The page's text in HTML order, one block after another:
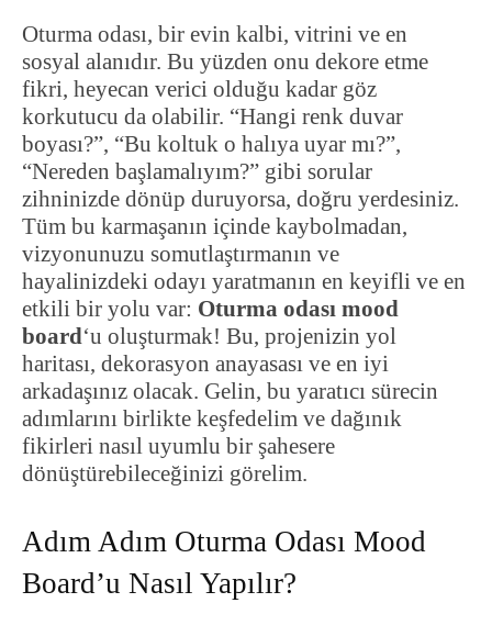
Oturma odası, bir evin kalbi, vitrini ve en
sosyal alanıdır. Bu yüzden onu dekore etme
fikri, heyecan verici olduğu kadar göz
korkutucu da olabilir. “Hangi renk duvar
boyası?”, “Bu koltuk o halıya uyar mı?”,
“Nereden başlamalıyım?” gibi sorular
zihninizde dönüp duruyorsa, doğru yerdesiniz.
Tüm bu karmaşanın içinde kaybolmadan,
vizyonunuzu somutlaştırmanın ve
hayalinizdeki odayı yaratmanın en keyifli ve en
etkili bir yolu var: Oturma odası mood
board‘u oluşturmak! Bu, projenizin yol
haritası, dekorasyon anayasası ve en iyi
arkadaşınız olacak. Gelin, bu yaratıcı sürecin
adımlarını birlikte keşfedelim ve dağınık
fikirleri nasıl uyumlu bir şahesere
dönüştürebileceğinizi görelim.
Adım Adım Oturma Odası Mood
Board’u Nasıl Yapılır?